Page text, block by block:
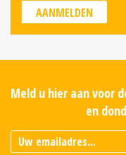
AANMELDEN
Meld u hier aan voor
en